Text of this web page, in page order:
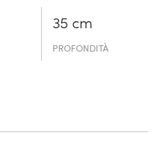
35 cm
PROFONDITÀ